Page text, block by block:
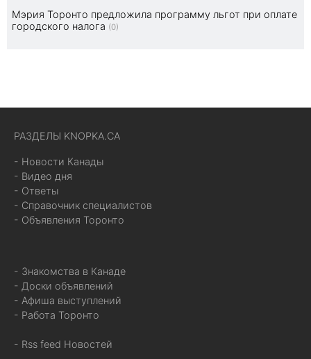
Мэрия Торонто предложила программу льгот при оплате
городского налога (0)
РАЗДЕЛЫ KNOPKA.CA
- Новости Канады
- Видео дня
- Ответы
- Справочник специалистов
- Объявления Торонто
- Знакомства в Канаде
- Доски объявлений
- Афиша выступлений
- Работа Торонто
- Rss feed Новостей